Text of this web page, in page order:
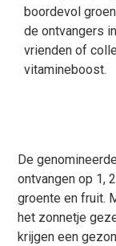
boordevol
de ontvangers
vrienden of
vitamineboost.
De
ontvangen op 1,
groente en fruit.
het zonnetje
krijgen een